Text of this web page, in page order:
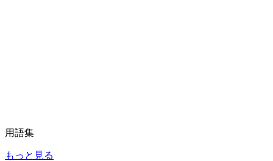
用語集
もっと見る